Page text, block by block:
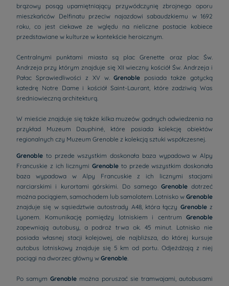
brązowy posąg upamiętniający przywódczynię zbrojnego oporu
mieszkańców Delfinatu przeciw najazdowi sabaudzkiemu w 1692
roku, co jest ciekawe ze wględu na nieliczne postacie kobiece
przedstawiane w kulturze w kontekście heroicznym.
Centralnymi punktami miasta są plac Grenette oraz plac Św.
Andrzeja przy którym znajduje się XII wieczny kościół Św. Andrzeja i
Pałac Sprawiedliwości z XV w.Grenoble posiada także gotycką
katedrę Notre Dame i kościół Saint-Laurant, które zadziwią Was
średniowieczną architekturą.
W mieście znajduje się także kilka muzeów godnych odwiedzenia na
przykład Muzeum Dauphiné, które posiada kolekcję obiektów
regionalnych czy Muzeum Grenoble z kolekcją sztuki współczesnej.
Grenoble to przede wszystkim doskonała baza wypadowa w Alpy
Francuskie z ich licznymi Grenoble to przede wszystkim doskonała
baza wypadowa w Alpy Francuskie z ich licznymi stacjami
narciarskimi i kurortami górskimi. Do samego Grenobledotrzeć
można pociągiem, samochodem lub samolotem. Lotnisko w Grenoble
znajduje się w sąsiedztwie autostrady A48, która łączy Grenoblez
Lyonem. Komunikację pomiędzy lotniskiem i centrum Grenoble
zapewniają autobusy, a podroż trwa ok. 45 minut. Lotnisko nie
posiada własnej stacji kolejowej, ale najbliższa, do której kursuje
autobus lotniskowy znajduje się 5 km od portu. Odjeżdżają z niej
pociągi na dworzec główny w Grenoble.
Po samymGrenoble można poruszać sie tramwajami, autobusami